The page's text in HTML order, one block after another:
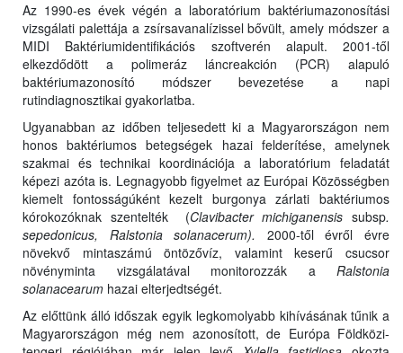
Az 1990-es évek végén a laboratórium baktériumazonosítási
vizsgálati palettája a zsírsavanalízissel bővült, amely módszer a
MIDI Baktériumidentifikációs szoftverén alapult. 2001-től
elkezdődött a polimeráz láncreakción (PCR) alapuló
baktériumazonosító módszer bevezetése a napi
rutindiagnosztikai gyakorlatba.
Ugyanabban az időben teljesedett ki a Magyarországon nem
honos baktériumos betegségek hazai felderítése, amelynek
szakmai és technikai koordinációja a laboratórium feladatát
képezi azóta is. Legnagyobb figyelmet az Európai Közösségben
kiemelt fontosságúként kezelt burgonya zárlati baktériumos
kórokozóknak szentelték (Clavibacter michiganensissubsp.
sepedonicus, Ralstonia solanacerum). 2000-től évről évre
növekvő mintaszámú öntözővíz, valamint keserű csucsor
növényminta vizsgálatával monitorozzák a Ralstonia
solanacearum hazai elterjedtségét.
Az előttünk álló időszak egyik legkomolyabb kihívásának tűnik a
Magyarországon még nem azonosított, de Európa Földközi-